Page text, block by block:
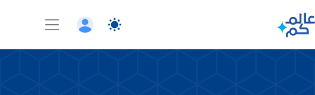
إلى
المحتوى